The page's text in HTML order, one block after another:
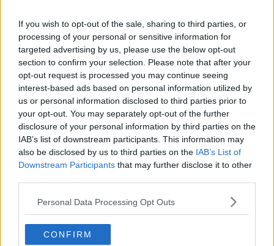
If you wish to opt-out of the sale, sharing to third parties, or
processing of your personal or sensitive information for
targeted advertising by us, please use the below opt-out
section to confirm your selection. Please note that after your
opt-out request is processed you may continue seeing
interest-based ads based on personal information utilized by
us or personal information disclosed to third parties prior to
your opt-out. You may separately opt-out of the further
disclosure of your personal information by third parties on the
IAB’s list of downstream participants. This information may
also be disclosed by us to third parties on the IAB’s List of
Downstream Participants that may further disclose it to other
Personal Data Processing Opt Outs
CONFIRM
Centocinque chilometri cronometrati, distribuiti su otto prove
speciali: questo il format che coinvolgerà vetture moderne e vetture
storiche, esemplari che garantiranno agli appassionati un confronto
di alto contenuto tecnico.
Il programma:
Venerdì 12 luglio i riflettori saranno tutti puntati sulla zona
industriale La Ferrantina, location che – da anni – ospita il parco
assistenza. Dalle ore 19, i protagonisti calcheranno la pedana per
poi dirigersi verso i due passaggi su Rosina (7,48 Km), in
programma alle ore 19:34 e 22:31, intervallati da una sessione di
parco assistenza. L’arrivo della prima tappa è previsto alle 22:59 a
L’indomani, sabato 13 luglio, i primi chilometri ad essere affrontati
saranno gli undici e mezzo di Caiano (ore 12:12), prova speciale
previsti nella prima assistenza della giornata, quella che verrà